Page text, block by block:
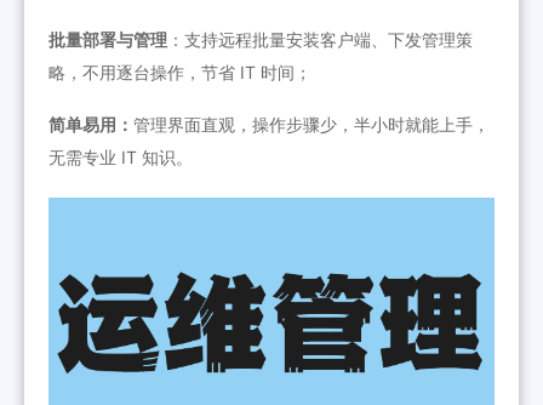
批量部署与管理 ：支持远程批量安装客户端、下发管理策
略，不用逐台操作，节省 IT 时间；
简单易用： 管理界面直观，操作步骤少，半小时就能上手，
无需专业 IT 知识。